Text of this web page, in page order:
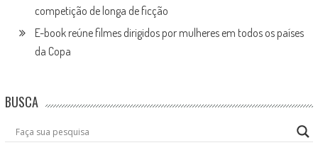
competição de longa de ficção
E-book reúne filmes dirigidos por mulheres em todos os países
da Copa
BUSCA